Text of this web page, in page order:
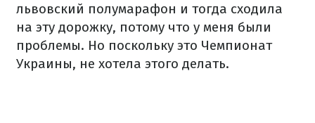
львовский полумарафон и тогда сходила
на эту дорожку, потому что у меня были
проблемы. Но поскольку это Чемпионат
Украины, не хотела этого делать.